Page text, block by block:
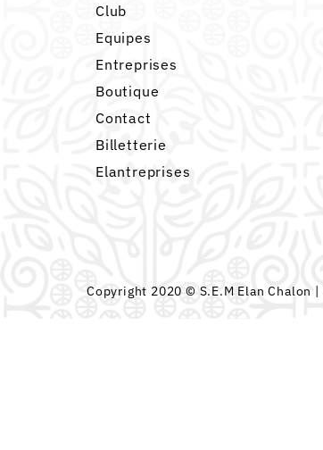
Club
Equipes
Entreprises
Boutique
Contact
Billetterie
Elantreprises
Copyright 2020 © S.E.M Elan Chalon |